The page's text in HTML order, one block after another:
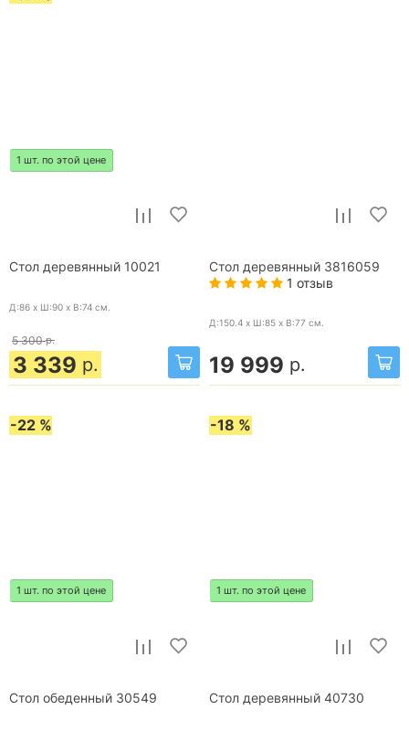
1 шт. по этой цене
Стол деревянный 10021
Д:86 x Ш:90 x В:74 см.
5 300 р.
3 339 р.
Стол деревянный 3816059
1 отзыв
Д:150.4 x Ш:85 x В:77 см.
19 999 р.
-22 %
1 шт. по этой цене
Стол обеденный 30549
-18 %
1 шт. по этой цене
Стол деревянный 40730